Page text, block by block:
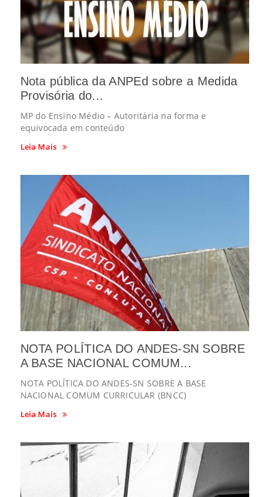
Nota pública da ANPEd sobre a Medida
Provisória do...
MP do Ensino Médio – Autoritária na forma e
equivocada em conteúdo
Leia Mais
NOTA POLÍTICA DO ANDES-SN SOBRE
A BASE NACIONAL COMUM...
NOTA POLÍTICA DO ANDES-SN SOBRE A BASE
NACIONAL COMUM CURRICULAR (BNCC)
Leia Mais